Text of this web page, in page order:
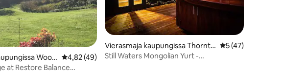
5, 38 arvostelua
Wood Keskimääräinen arvio 4,82/5, 49 arvostelua
4,82 (49)
at Restore Balance
Vierasmaja kaupungissa Thornto
n
Keskimääräinen
5 (47)
Still Waters Mongolian Yurt -